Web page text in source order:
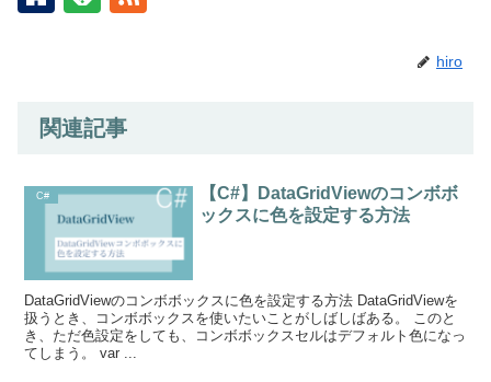
hiro
関連記事
C#
【C#】DataGridViewのコンボボ
ックスに色を設定する方法
DataGridViewのコンボボックスに色を設定する方法 DataGridViewを
扱うとき、コンボボックスを使いたいことがしばしばある。 このと
き、ただ色設定をしても、コンボボックスセルはデフォルト色になっ
てしまう。 var ...